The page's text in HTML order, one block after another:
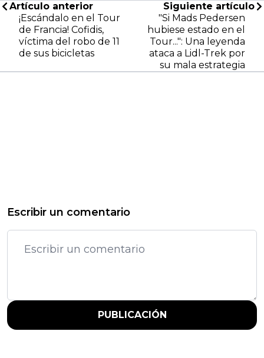
Artículo anterior
¡Escándalo en el Tour
de Francia! Cofidis,
víctima del robo de 11
de sus bicicletas
Siguiente artículo
"Si Mads Pedersen
hubiese estado en el
Tour...": Una leyenda
ataca a Lidl-Trek por
su mala estrategia
Escribir un comentario
PUBLICACIÓN